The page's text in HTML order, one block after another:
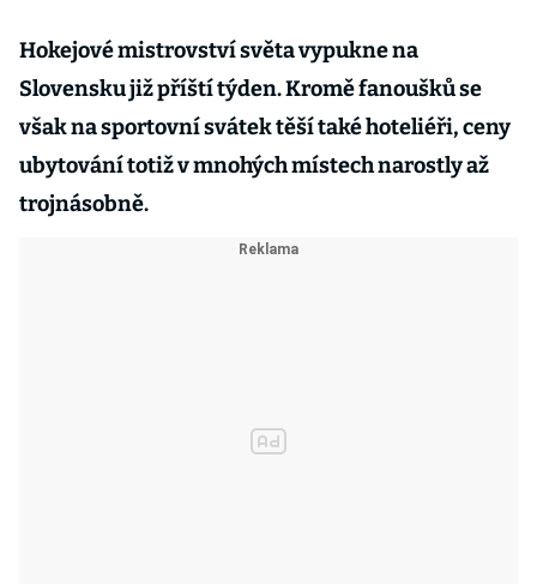
Hokejové mistrovství světa vypukne na
Slovensku již příští týden. Kromě fanoušků se
však na sportovní svátek těší také hoteliéři, ceny
ubytování totiž v mnohých místech narostly až
trojnásobně.